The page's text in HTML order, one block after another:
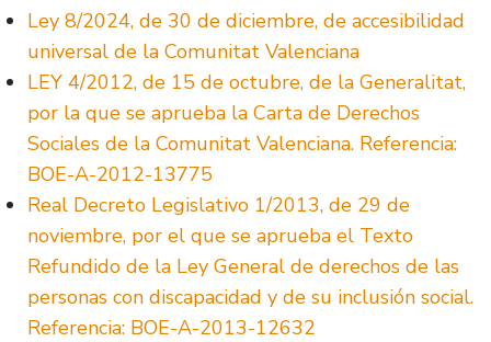
Ley 8/2024, de 30 de diciembre, de accesibilidad
universal de la Comunitat Valenciana
LEY 4/2012, de 15 de octubre, de la Generalitat,
por la que se aprueba la Carta de Derechos
Sociales de la Comunitat Valenciana. Referencia:
BOE-A-2012-13775
Real Decreto Legislativo 1/2013, de 29 de
noviembre, por el que se aprueba el Texto
Refundido de la Ley General de derechos de las
personas con discapacidad y de su inclusión social.
Referencia: BOE-A-2013-12632